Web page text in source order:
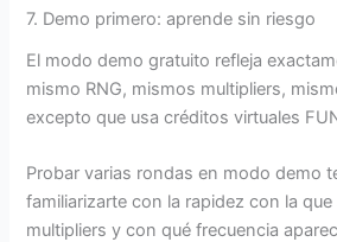
7. Demo primero: aprende sin riesgo
El modo demo gratuito refleja
mismo RNG, mismos multipliers,
excepto que usa créditos virtuales
Probar varias rondas en modo demo
familiarizarte con la rapidez con la
multipliers y con qué frecuencia